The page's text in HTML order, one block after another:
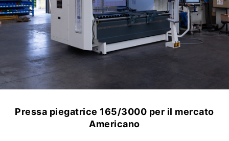
Pressa piegatrice 165/3000 per il mercato
Americano